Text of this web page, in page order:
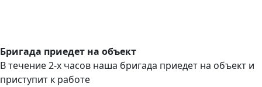
Бригада приедет на объект
В течение 2-х часов наша бригада приедет на объект и
приступит к работе